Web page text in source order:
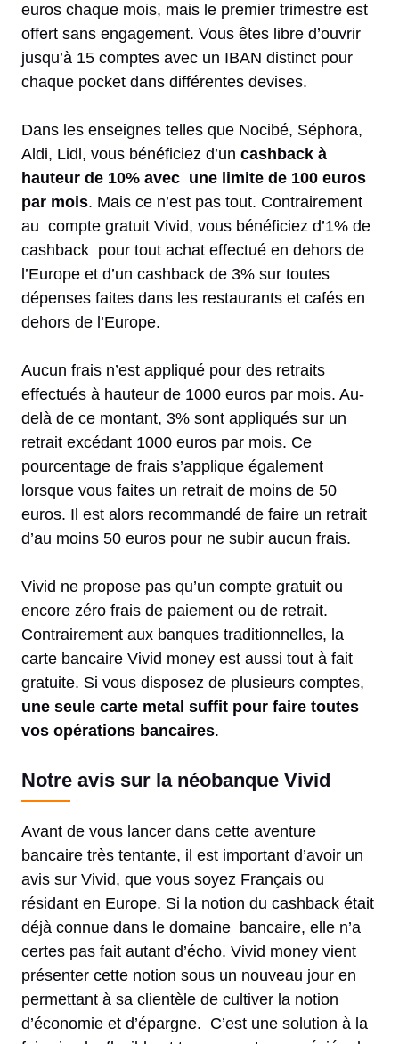
euros chaque mois, mais le premier trimestre est
offert sans engagement. Vous êtes libre d’ouvrir
jusqu’à 15 comptes avec un IBAN distinct pour
chaque pocket dans différentes devises.
Dans les enseignes telles que Nocibé, Séphora,
Aldi, Lidl, vous bénéficiez d’un cashback à
hauteur de 10% avec une limite de 100 euros
par mois. Mais ce n’est pas tout. Contrairement
au compte gratuit Vivid, vous bénéficiez d’1% de
cashback pour tout achat effectué en dehors de
l’Europe et d’un cashback de 3% sur toutes
dépenses faites dans les restaurants et cafés en
dehors de l’Europe.
Aucun frais n’est appliqué pour des retraits
effectués à hauteur de 1000 euros par mois. Au-
delà de ce montant, 3% sont appliqués sur un
retrait excédant 1000 euros par mois. Ce
pourcentage de frais s’applique également
lorsque vous faites un retrait de moins de 50
euros. Il est alors recommandé de faire un retrait
d’au moins 50 euros pour ne subir aucun frais.
Vivid ne propose pas qu’un compte gratuit ou
encore zéro frais de paiement ou de retrait.
Contrairement aux banques traditionnelles, la
carte bancaire Vivid money est aussi tout à fait
gratuite. Si vous disposez de plusieurs comptes,
une seule carte metal suffit pour faire toutes
vos opérations bancaires.
Notre avis sur la néobanque Vivid
Avant de vous lancer dans cette aventure
bancaire très tentante, il est important d’avoir un
avis sur Vivid, que vous soyez Français ou
résidant en Europe. Si la notion du cashback était
déjà connue dans le domaine bancaire, elle n’a
certes pas fait autant d’écho. Vivid money vient
présenter cette notion sous un nouveau jour en
permettant à sa clientèle de cultiver la notion
d’économie et d’épargne. C’est une solution à la